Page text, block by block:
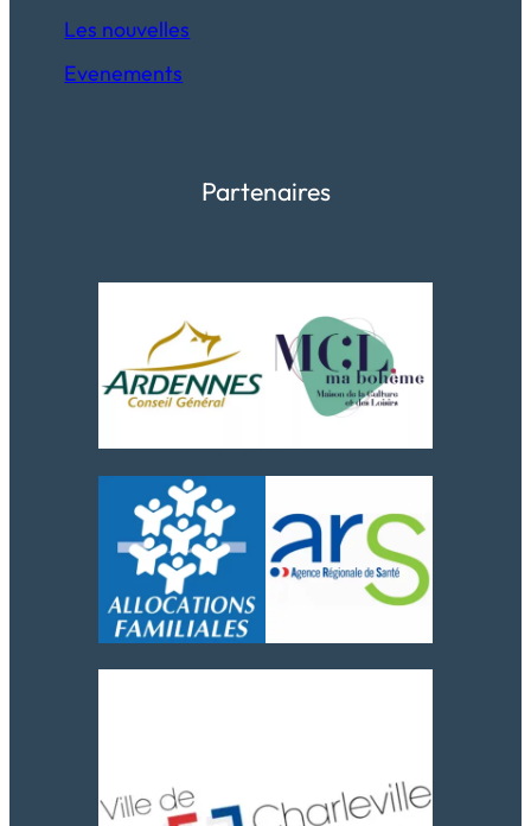
Les nouvelles
Evenements
Partenaires